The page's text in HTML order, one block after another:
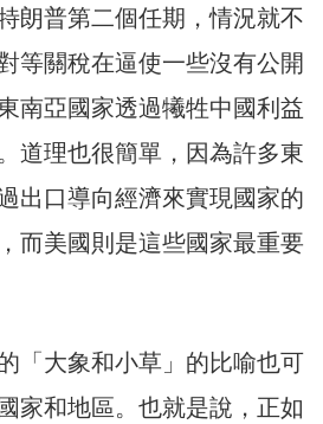
朗普第二個任期，情況就不
等關稅在逼使一些沒有公開
南亞國家透過犧牲中國利益
道理也很簡單，因為許多東
出口導向經濟來實現國家的
而美國則是這些國家最重要
「大象和小草」的比喻也可
家和地區。也就是說，正如